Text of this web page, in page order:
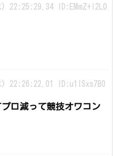
22:25:29.34 ID:EMmZ+I2L0
) 22:26:22.01 ID:u1lSxs7B0
ロ減って競技オワコン